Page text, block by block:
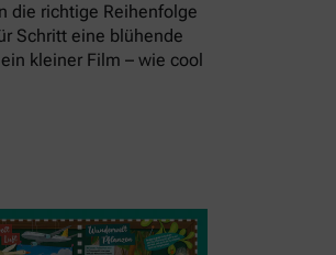
die richtige Reihenfolge
Schritt eine blühende
kleiner Film – wie cool